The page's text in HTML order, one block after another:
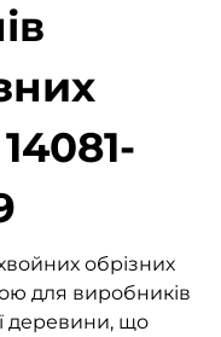
обрізних
для виробників
деревини, що